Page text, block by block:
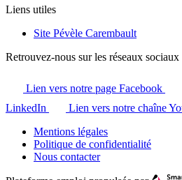
Liens utiles
Site Pévèle Carembault
Retrouvez-nous sur les réseaux sociaux
Lien vers notre page Facebook
LinkedIn
Lien vers notre chaîne
Mentions légales
Politique de confidentialité
Nous contacter